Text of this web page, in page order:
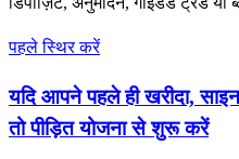
पहले स्थिर करें
यदि आपने पहले ही खरीदा,
तो पीड़ित योजना से शुरू करें